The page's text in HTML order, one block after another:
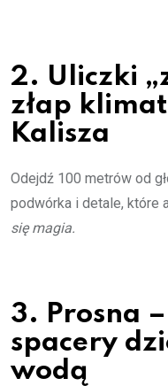
2. Uliczki
złap
Kalisza
Odejdź 100 metrów od
podwórka i detale, które
się magia.
3. Prosna
spacery
wodą